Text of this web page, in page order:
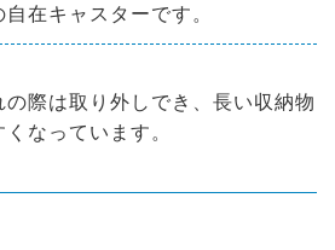
在キャスターです。
際は取り外しでき、長い収納物
なっています。